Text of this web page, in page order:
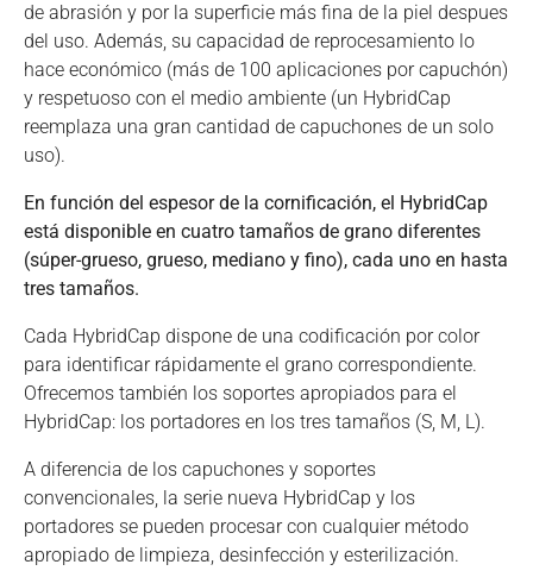
de abrasión y por la superficie más fina de la piel despues
del uso. Además, su capacidad de reprocesamiento lo
hace económico (más de 100 aplicaciones por capuchón)
y respetuoso con el medio ambiente (un HybridCap
reemplaza una gran cantidad de capuchones de un solo
uso).
En función del espesor de la cornificación, el HybridCap
está disponible en cuatro tamaños de grano diferentes
(súper-grueso, grueso, mediano y fino), cada uno en hasta
tres tamaños.
Cada HybridCap dispone de una codificación por color
para identificar rápidamente el grano correspondiente.
Ofrecemos también los soportes apropiados para el
HybridCap: los portadores en los tres tamaños (S, M, L).
A diferencia de los capuchones y soportes
convencionales, la serie nueva HybridCap y los
portadores se pueden procesar con cualquier método
apropiado de limpieza, desinfección y esterilización.